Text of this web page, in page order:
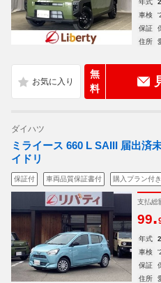
年式
車検
保証
住所
無
料
ダイハツ
ミライース 660 L SAIII 届出済
イドリ
保証付 車両品質保証書付 購入プラン付き
支払総
99.
年式
車検
保証
住所